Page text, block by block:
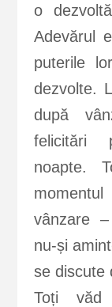
o
Adevărul
puterile
dezvolte.
după
felicitări
noapte.
vânzare
nu-și
se discute
Toți văd